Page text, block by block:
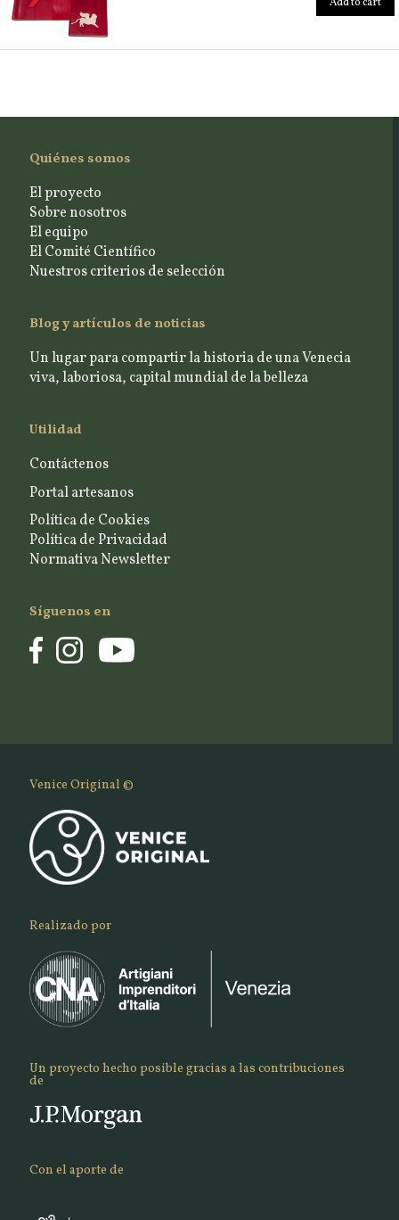
Quiénes somos
El proyecto
Sobre nosotros
El equipo
El Comité Científico
Nuestros criterios de selección
Blog y artículos de noticias
Un lugar para compartir la historia de una Venecia
viva, laboriosa, capital mundial de la belleza
Utilidad
Contáctenos
Portal artesanos
Política de Cookies
Política de Privacidad
Normativa Newsletter
Síguenos en
Venice Original ©
Realizado por
Un proyecto hecho posible gracias a las contribuciones
de
Con el aporte de